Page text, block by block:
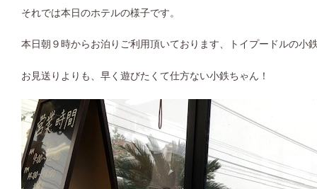
それでは本日のホテルの様子です。
本日朝９時からお泊りご利用頂いております、トイプードルの小
お見送りよりも、早く遊びたくて仕方ない小鉄ちゃん！